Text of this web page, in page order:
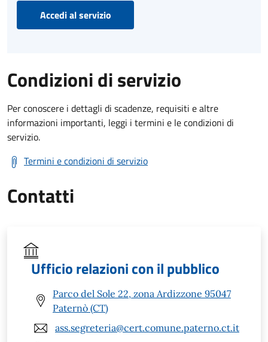
Accedi al servizio
Condizioni di servizio
Per conoscere i dettagli di scadenze, requisiti e altre
informazioni importanti, leggi i termini e le condizioni di
servizio.
Termini e condizioni di servizio
Contatti
Ufficio relazioni con il pubblico
Parco del Sole 22, zona Ardizzone 95047
Paternò (CT)
ass.segreteria@cert.comune.paterno.ct.it